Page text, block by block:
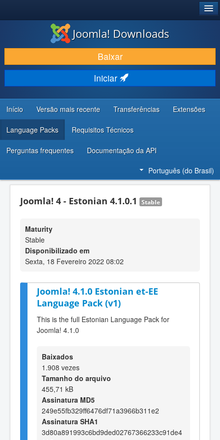
BAIXAR E APRIMORAR
DESCUBRA & APRENDA
COMUNIDADE & SUPORTE
RECURSOS PARA DESENVOLVEDORES
Joomla! Downloads
Baixar
Iniciar
Início Versão mais recente Transferências Extensões
Language Packs Requisitos Técnicos
Perguntas frequentes Documentação da API
Português (do Brasil)
Joomla! 4 - Estonian 4.1.0.1 Stable
Maturity
Stable
Disponibilizado em
Sexta, 18 Fevereiro 2022 08:02
Joomla! 4.1.0 Estonian et-EE
Language Pack (v1)
This is the full Estonian Language Pack for
Joomla! 4.1.0
Baixados
1.908 vezes
Tamanho do arquivo
455,71 kB
Assinatura MD5
249e55fb329ff6476df71a3966b311e2
Assinatura SHA1
3d80a891993c6bd9ded02767366233c91de4